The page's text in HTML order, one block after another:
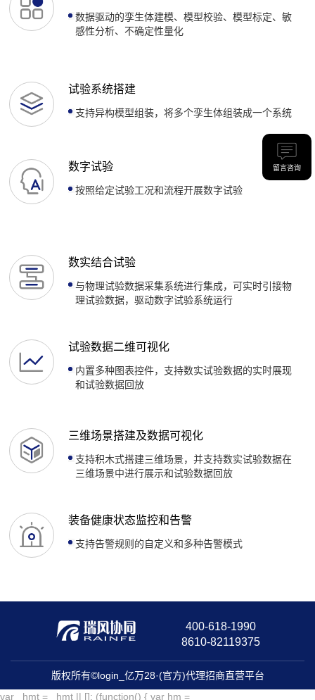
数据驱动的孪生体建模、模型校验、模型标定、敏
感性分析、不确定性量化
试验系统搭建
支持异构模型组装，将多个孪生体组装成一个系统
数字试验
按照给定试验工况和流程开展数字试验
数实结合试验
与物理试验数据采集系统进行集成，可实时引接物
理试验数据，驱动数字试验系统运行
试验数据二维可视化
内置多种图表控件，支持数实试验数据的实时展现
和试验数据回放
三维场景搭建及数据可视化
支持积木式搭建三维场景，并支持数实试验数据在
三维场景中进行展示和试验数据回放
装备健康状态监控和告警
支持告警规则的自定义和多种告警模式
留言咨询
400-618-1990
8610-82119375
版权所有©login_亿万28·(官方)代理招商直营平台
var _hmt = _hmt || []; (function() { var hm =